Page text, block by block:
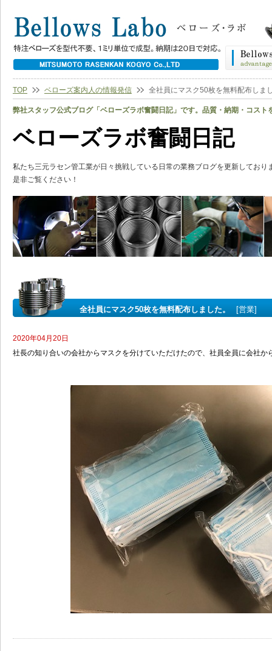
TOP ベローズ案内人の情報発信 全社員にマスク50枚を無料配布しま
弊社スタッフ公式ブログ「ベローズラボ奮闘日記」です。品質・納期・コスト
ベローズラボ奮闘日記
私たち三元ラセン管工業が日々挑戦している日常の業務ブログを更新しており
是非ご覧ください！
全社員にマスク50枚を無料配布しました。 [営業]
2020年04月20日
社長の知り合いの会社からマスクを分けていただけたので、社員全員に会社